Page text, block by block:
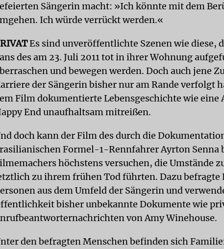
Sängerin macht: »Ich könnte mit dem
Ich würde verrückt werden.«
Es sind unveröffentlichte Szenen wie diese,
des am 23. Juli 2011 tot in ihrer Wohnung
und bewegen werden. Doch auch jene
der Sängerin bisher nur am Rande verfolgt
Film dokumentierte Lebensgeschichte wie eine
End unaufhaltsam mitreißen.
doch kann der Film des durch die
Formel-1-Rennfahrer Ayrton Senna
höchstens versuchen, die Umstände
zu ihrem frühen Tod führten. Dazu befragte
aus dem Umfeld der Sängerin und
bisher unbekannte Dokumente wie
von Amy Winehouse.
den befragten Menschen befinden sich